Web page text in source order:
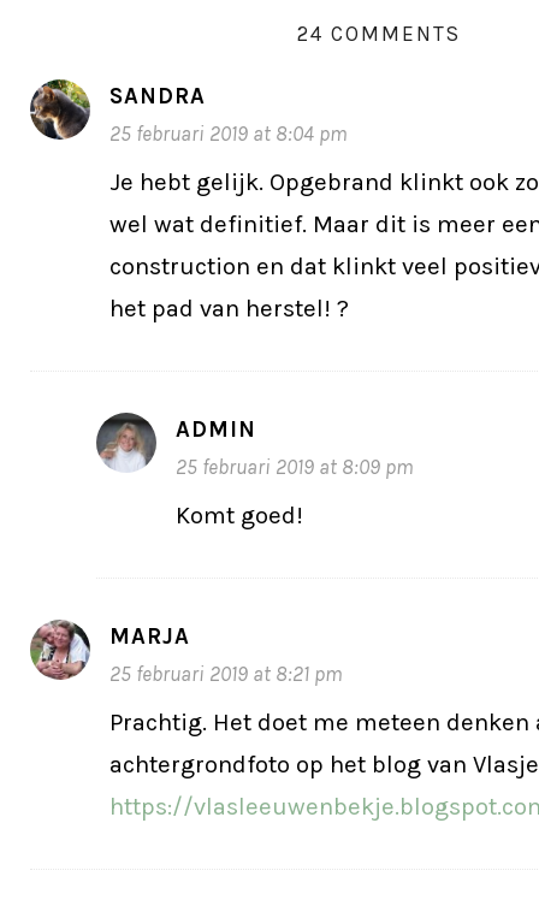
24 COMMENTS
SANDRA
25 februari 2019 at 8:04 pm
Je hebt gelijk. Opgebrand klinkt ook
wel wat definitief. Maar dit is meer
construction en dat klinkt veel
het pad van herstel! ?
ADMIN
25 februari 2019 at 8:09 pm
Komt goed!
MARJA
25 februari 2019 at 8:21 pm
Prachtig. Het doet me meteen denken
achtergrondfoto op het blog van
https://